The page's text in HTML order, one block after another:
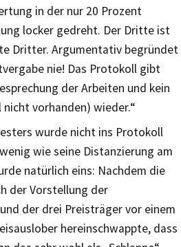
in der nur 20 Prozent
locker gedreht. Der Dritte ist
Dritter. Argumentativ begründet
nie! Das Protokoll gibt
der Arbeiten und kein
vorhanden) wieder.“
wurde nicht ins Protokoll
wie seine Distanzierung am
natürlich eins: Nachdem die
der Vorstellung der
der drei Preisträger vor einem
hereinschwappte, dass